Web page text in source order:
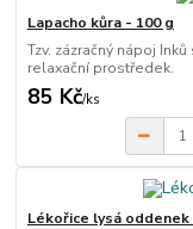
Lapacho kůra - 100 g
Tzv. zázračný nápoj
relaxační prostředek.
85 Kč/ks
Lékořice lysá oddenek